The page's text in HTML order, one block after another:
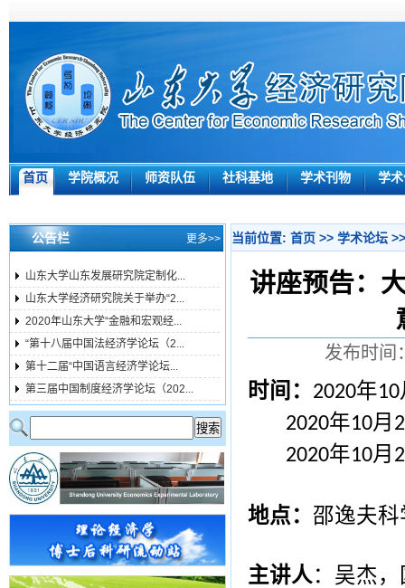
首页 学院概况 师资队伍 社科基地 学术刊物 学
公告栏 更多>>
山东大学山东发展研究院定制化...
山东大学经济研究院关于举办“2...
2020年山东大学“金融和宏观经...
“第十八届中国法经济学论坛（2...
第十二届“中国语言经济学论坛...
第三届中国制度经济学论坛（202...
当前位置: 首页 >> 学术论坛
讲座预告：
发布时
时间： 2020年10
2020年10月
2020年10月
地点： 邵逸夫
主讲人：吴杰